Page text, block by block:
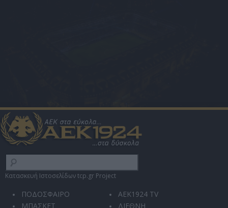
Κατασκευή Ιστοσελίδων tcp.gr Project
ΠΟΔΟΣΦΑΙΡΟ
ΜΠΑΣΚΕΤ
AEK1924 TV
ΔΙΕΘΝΗ